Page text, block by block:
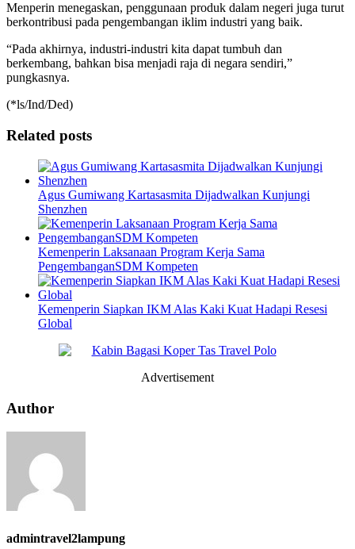
Menperin menegaskan, penggunaan produk dalam negeri juga turut
berkontribusi pada pengembangan iklim industri yang baik.
“Pada akhirnya, industri-industri kita dapat tumbuh dan
berkembang, bahkan bisa menjadi raja di negara sendiri,”
pungkasnya.
(*ls/Ind/Ded)
Related posts
Agus Gumiwang Kartasasmita Dijadwalkan Kunjungi
Shenzhen
Kemenperin Laksanaan Program Kerja Sama
PengembanganSDM Kompeten
Kemenperin Siapkan IKM Alas Kaki Kuat Hadapi Resesi
Global
Advertisement
Author
admintravel2lampung